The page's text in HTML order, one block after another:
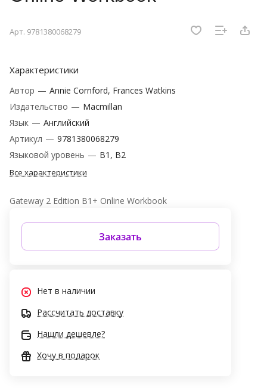
Арт. 9781380068279
Характеристики
Автор — Annie Cornford, Frances Watkins
Издательство — Macmillan
Язык — Английский
Артикул — 9781380068279
Языковой уровень — B1, B2
Все характеристики
Gateway 2 Edition B1+ Online Workbook
Заказать
Нет в наличии
Рассчитать доставку
Нашли дешевле?
Хочу в подарок